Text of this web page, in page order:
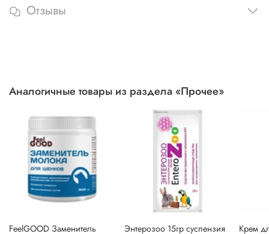
Отзывы
Аналогичные товары из раздела «Прочее»
FeelGOOD Заменитель
Энтерозоо 15гр суспензия
Крем